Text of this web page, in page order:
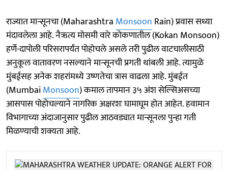
राज्यात मान्सूनचा (Maharashtra Monsoon Rain) प्रवास सध्या
मंदावलेला आहे. नैऋत्य मोसमी वारे कोकणातील (Kokan Monsoon)
हर्णे-दापोली परिसरापर्यंत पोहोचले असले तरी पुढील वाटचालीसाठी
अनुकूल वातावरण नसल्याने मान्सूनची प्रगती थांबली आहे. त्यामुळे
मुंबईसह अनेक शहरांमध्ये उष्णतेचा त्रास वाढला आहे. मुंबईत
(MumbaiMonsoon) कमाल तापमान ३५ अंश सेल्सिअसच्या
आसपास पोहोचल्याने नागरिक अक्षरशः घामाघूम होत आहेत. हवामान
विभागाच्या अंदाजानुसार पुढील आठवड्यात मान्सूनला पुन्हा गती
मिळण्याची शक्यता आहे.